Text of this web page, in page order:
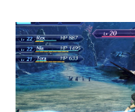
opresor
últimas
lograr sus